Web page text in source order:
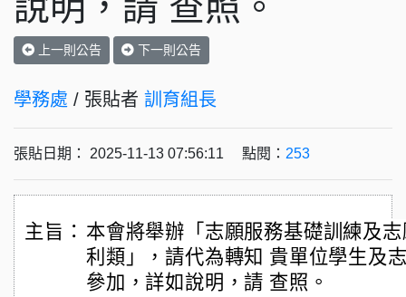
上一則公告 下一則公告
學務處 / 張貼者 訓育組長
張貼日期： 2025-11-13 07:56:11 點閱： 253
主旨： 本會將舉辦「志願服務基礎訓練及
利類」，請代為轉知 貴單位學生及
參加，詳如說明，請 查照。